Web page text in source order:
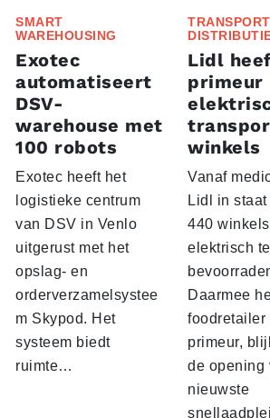
SMART
WAREHOUSING
Exotec
automatiseert
DSV-
warehouse met
100 robots
Exotec heeft het
logistieke centrum
van DSV in Venlo
uitgerust met het
opslag- en
orderverzamelsystee
m Skypod. Het
systeem biedt
ruimte…
Lidl
primeur
winkels
Vanaf
Lidl in
440 winkels
elektrisch te
Daarmee
foodretailer
primeur,
de opening
nieuwste